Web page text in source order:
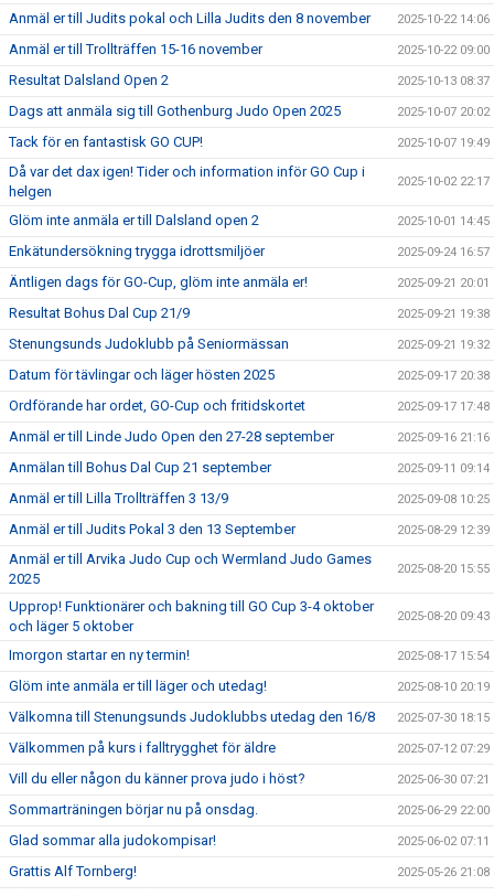
Anmäl er till Judits pokal och Lilla Judits den 8 november 2025-10-22 14:06
Anmäl er till Trollträffen 15-16 november 2025-10-22 09:00
Resultat Dalsland Open 2 2025-10-13 08:37
Dags att anmäla sig till Gothenburg Judo Open 2025 2025-10-07 20:02
Tack för en fantastisk GO CUP! 2025-10-07 19:49
Då var det dax igen! Tider och information inför GO Cup i
helgen
2025-10-02 22:17
Glöm inte anmäla er till Dalsland open 2 2025-10-01 14:45
Enkätundersökning trygga idrottsmiljöer 2025-09-24 16:57
Äntligen dags för GO-Cup, glöm inte anmäla er! 2025-09-21 20:01
Resultat Bohus Dal Cup 21/9 2025-09-21 19:38
Stenungsunds Judoklubb på Seniormässan 2025-09-21 19:32
Datum för tävlingar och läger hösten 2025 2025-09-17 20:38
Ordförande har ordet, GO-Cup och fritidskortet 2025-09-17 17:48
Anmäl er till Linde Judo Open den 27-28 september 2025-09-16 21:16
Anmälan till Bohus Dal Cup 21 september 2025-09-11 09:14
Anmäl er till Lilla Trollträffen 3 13/9 2025-09-08 10:25
Anmäl er till Judits Pokal 3 den 13 September 2025-08-29 12:39
Anmäl er till Arvika Judo Cup och Wermland Judo Games
2025
2025-08-20 15:55
Upprop! Funktionärer och bakning till GO Cup 3-4 oktober
och läger 5 oktober
2025-08-20 09:43
Imorgon startar en ny termin! 2025-08-17 15:54
Glöm inte anmäla er till läger och utedag! 2025-08-10 20:19
Välkomna till Stenungsunds Judoklubbs utedag den 16/8 2025-07-30 18:15
Välkommen på kurs i falltrygghet för äldre 2025-07-12 07:29
Vill du eller någon du känner prova judo i höst? 2025-06-30 07:21
Sommarträningen börjar nu på onsdag. 2025-06-29 22:00
Glad sommar alla judokompisar! 2025-06-02 07:11
Grattis Alf Tornberg! 2025-05-26 21:08